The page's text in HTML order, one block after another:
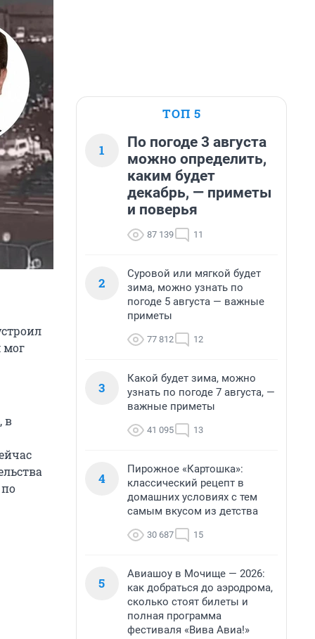
мог
в
ТОП 5
1
По погоде 3 августа
можно определить,
каким будет
декабрь, — приметы
и поверья
87 139 11
2
Суровой или мягкой будет
зима, можно узнать по
погоде 5 августа — важные
приметы
77 812 12
3
Какой будет зима, можно
узнать по погоде 7 августа, —
важные приметы
41 095 13
4
Пирожное «Картошка»:
классический рецепт в
домашних условиях с тем
самым вкусом из детства
30 687 15
5
Авиашоу в Мочище — 2026:
как добраться до аэродрома,
сколько стоят билеты и
полная программа
фестиваля «Вива Авиа!»